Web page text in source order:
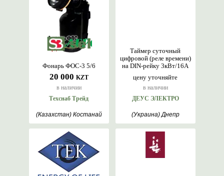
20 000 KZT
в наличии
Фонарь ФОС-3 5/6
Техснаб Трейд
(Казахстан) Костанай
цену уточняйте
в наличии
Таймер суточный
цифровой (реле времени)
на DIN-рейку 3кВт/16А
ДЕУС ЭЛЕКТРО
(Украина) Днепр